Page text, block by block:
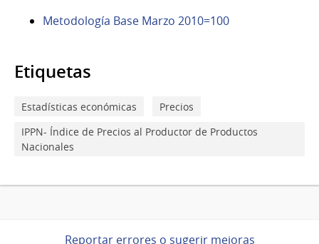
Metodología Base Marzo 2010=100
Etiquetas
Estadísticas económicas
Precios
IPPN- Índice de Precios al Productor de Productos
Nacionales
Reportar errores o sugerir mejoras